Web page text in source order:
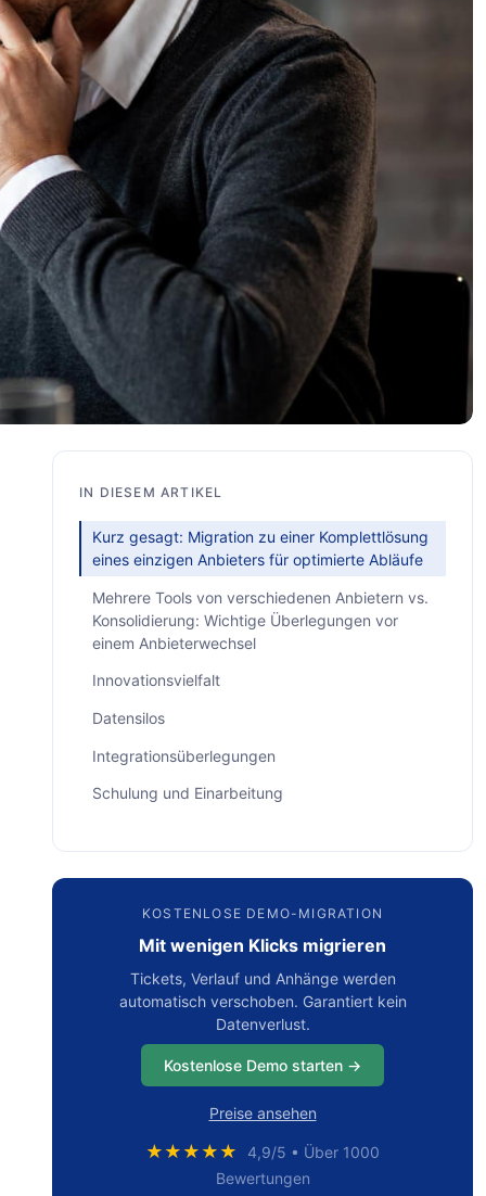
IN DIESEM ARTIKEL
Kurz gesagt: Migration zu einer Komplettlösung
eines einzigen Anbieters für optimierte Abläufe
Mehrere Tools von verschiedenen Anbietern vs.
Konsolidierung: Wichtige Überlegungen vor
einem Anbieterwechsel
Innovationsvielfalt
Datensilos
Integrationsüberlegungen
Schulung und Einarbeitung
Kostenfolgen
Servicekontinuität
6 Top-Anbieter von Software-Suiten, die Sie in
Betracht ziehen sollten
Zendesk
Freshworks
HubSpot
KOSTENLOSE DEMO-MIGRATION
Mit wenigen Klicks migrieren
Tickets, Verlauf und Anhänge werden
automatisch verschoben. Garantiert kein
Datenverlust.
Kostenlose Demo starten →
Preise ansehen
★★★★★
4,9/5 • Über 1000
Bewertungen